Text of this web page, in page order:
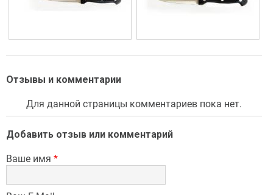
Отзывы и комментарии
Для данной страницы комментариев пока нет.
Добавить отзыв или комментарий
Ваше имя *